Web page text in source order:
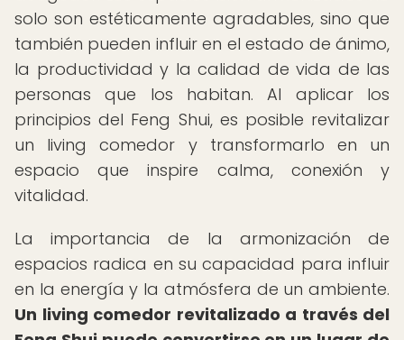
solo son estéticamente agradables, sino que
también pueden influir en el estado de ánimo,
la productividad y la calidad de vida de las
personas que los habitan. Al aplicar los
principios del Feng Shui, es posible revitalizar
un living comedor y transformarlo en un
espacio que inspire calma, conexión y
vitalidad.
La importancia de la armonización de
espacios radica en su capacidad para influir
en la energía y la atmósfera de un ambiente.
Un living comedor revitalizado a través del